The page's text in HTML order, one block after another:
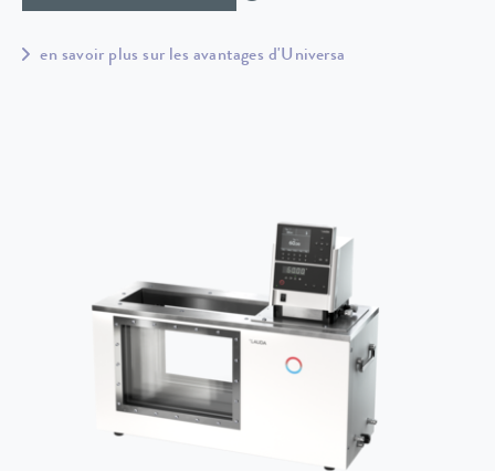
en savoir plus sur les avantages d'Universa